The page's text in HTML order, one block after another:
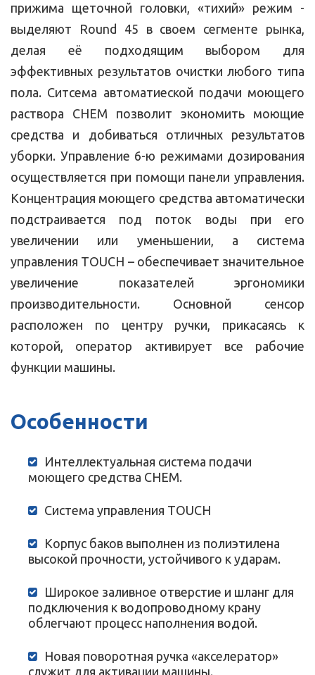
прижима щеточной головки, «тихий» режим -
выделяют Round 45 в своем сегменте рынка,
делая её подходящим выбором для
эффективных результатов очистки любого типа
пола. Ситсема автоматиеской подачи моющего
раствора CHEM позволит экономить моющие
средства и добиваться отличных результатов
уборки. Управление 6-ю режимами дозирования
осуществляется при помощи панели управления.
Концентрация моющего средства автоматически
подстраивается под поток воды при его
увеличении или уменьшении, а система
управления TOUCH – обеспечивает значительное
увеличение показателей эргономики
производительности. Основной сенсор
расположен по центру ручки, прикасаясь к
которой, оператор активирует все рабочие
функции машины.
Особенности
Интеллектуальная система подачи
моющего средства CHEM.
Система управления TOUCH
Корпус баков выполнен из полиэтилена
высокой прочности, устойчивого к ударам.
Широкое заливное отверстие и шланг для
подключения к водопроводному крану
облегчают процесс наполнения водой.
Новая поворотная ручка «акселератор»
служит для активации машины.